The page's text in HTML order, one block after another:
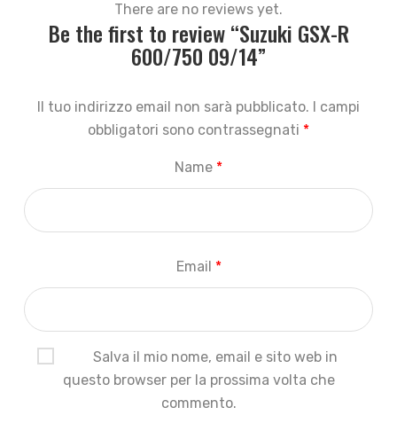
There are no reviews yet.
Be the first to review “Suzuki GSX-R
600/750 09/14”
Il tuo indirizzo email non sarà pubblicato.
I campi
obbligatori sono contrassegnati *
Name *
Email *
Salva il mio nome, email e sito web in
questo browser per la prossima volta che
commento.